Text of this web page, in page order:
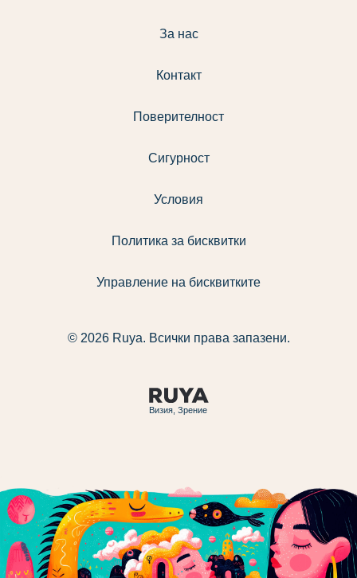
Визия, Зрение
За нас
Контакт
Поверителност
Сигурност
Условия
Политика за бисквитки
Управление на бисквитките
© 2026 Ruya. Всички права запазени.